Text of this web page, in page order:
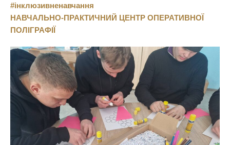
#інклюзивненавчання
НАВЧАЛЬНО-ПРАКТИЧНИЙ ЦЕНТР ОПЕРАТИВНОЇ
ПОЛІГРАФІЇ